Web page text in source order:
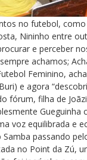
no futebol, como
Nininho entre
e perceber
achamos;
Feminino,
e agora
fórum, filha de
Gueguinha
voz equilibrada e
passando
no Point da Zú,